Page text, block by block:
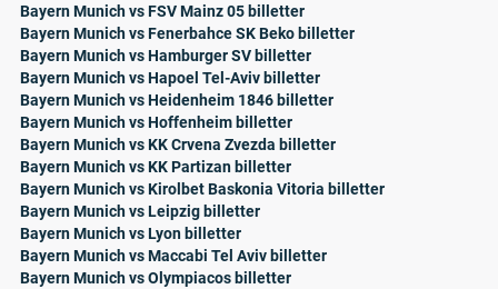
Bayern Munich vs FSV Mainz 05 billetter
Bayern Munich vs Fenerbahce SK Beko billetter
Bayern Munich vs Hamburger SV billetter
Bayern Munich vs Hapoel Tel-Aviv billetter
Bayern Munich vs Heidenheim 1846 billetter
Bayern Munich vs Hoffenheim billetter
Bayern Munich vs KK Crvena Zvezda billetter
Bayern Munich vs KK Partizan billetter
Bayern Munich vs Kirolbet Baskonia Vitoria billetter
Bayern Munich vs Leipzig billetter
Bayern Munich vs Lyon billetter
Bayern Munich vs Maccabi Tel Aviv billetter
Bayern Munich vs Olympiacos billetter